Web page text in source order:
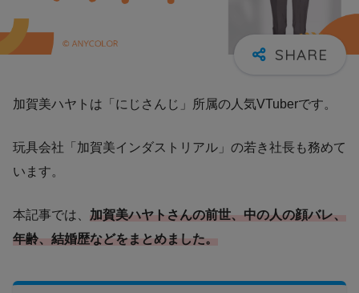
加賀美ハヤトは「にじさんじ」所属の人気VTuberです。
玩具会社「加賀美インダストリアル」の若き社長も務めて
います。
本記事では、 加賀美ハヤトさんの前世、中の人の顔バレ、
年齢、結婚歴などをまとめました。